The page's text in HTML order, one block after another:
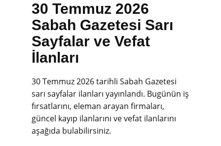
30 Temmuz 2026
Sabah Gazetesi Sarı
Sayfalar ve Vefat
İlanları
30 Temmuz 2026 tarihli Sabah Gazetesi
sarı sayfalar ilanları yayınlandı. Bugünün iş
fırsatlarını, eleman arayan firmaları,
güncel kayıp ilanlarını ve vefat ilanlarını
aşağıda bulabilirsiniz.